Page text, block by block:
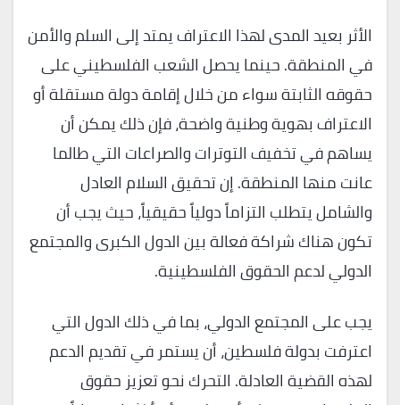
الأثر بعيد المدى لهذا الاعتراف يمتد إلى السلم والأمن
في المنطقة. حينما يحصل الشعب الفلسطيني على
حقوقه الثابتة سواء من خلال إقامة دولة مستقلة أو
الاعتراف بهوية وطنية واضحة، فإن ذلك يمكن أن
يساهم في تخفيف التوترات والصراعات التي طالما
عانت منها المنطقة. إن تحقيق السلام العادل
والشامل يتطلب التزاماً دولياً حقيقياً، حيث يجب أن
تكون هناك شراكة فعالة بين الدول الكبرى والمجتمع
الدولي لدعم الحقوق الفلسطينية.
يجب على المجتمع الدولي، بما في ذلك الدول التي
اعترفت بدولة فلسطين، أن يستمر في تقديم الدعم
لهذه القضية العادلة. التحرك نحو تعزيز حقوق